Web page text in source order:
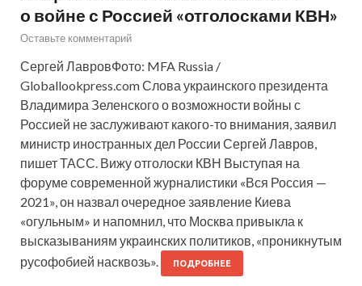
о войне с Россией «отголосками КВН»
Оставьте комментарий
Сергей ЛавровФото: MFA Russia /
Globallookpress.com Слова украинского президента
Владимира Зеленского о возможности войны с
Россией не заслуживают какого-то внимания, заявил
министр иностранных дел России Сергей Лавров,
пишет ТАСС. Вижу отголоски КВН Выступая на
форуме современной журналистики «Вся Россия —
2021», он назвал очередное заявление Киева
«огульным» и напомнил, что Москва привыкла к
высказываниям украинских политиков, «проникнутым
русофобией насквозь».
ПОДРОБНЕЕ